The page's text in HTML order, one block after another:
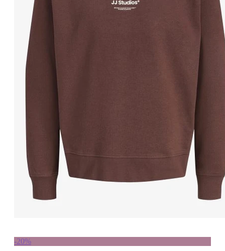
-20%